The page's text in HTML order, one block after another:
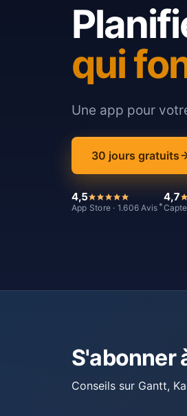
qui
Une app pour
30 jours gratuits
4,5
App Store · 1.606 Avis *
4,7
S'abonner
Conseils sur Gantt,